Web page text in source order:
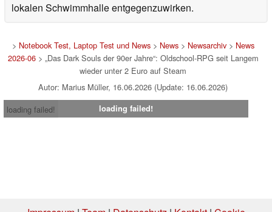
lokalen Schwimmhalle entgegenzuwirken.
> Notebook Test, Laptop Test und News> News> Newsarchiv> News
2026-06> „Das Dark Souls der 90er Jahre“: Oldschool-RPG seit Langem
wieder unter 2 Euro auf Steam
Autor: Marius Müller, 16.06.2026 (Update: 16.06.2026)
loading failed!
loading failed!